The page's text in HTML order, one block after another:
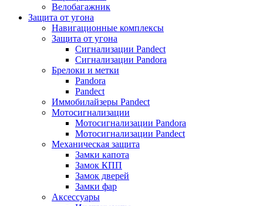
Велобагажник
Защита от угона
Навигационные комплексы
Защита от угона
Сигнализации Pandect
Сигнализации Pandora
Брелоки и метки
Pandora
Pandect
Иммобилайзеры Pandect
Мотосигнализации
Мотосигнализации Pandora
Мотосигнализации Pandect
Механическая защита
Замки капота
Замок КПП
Замок дверей
Замки фар
Аксессуары